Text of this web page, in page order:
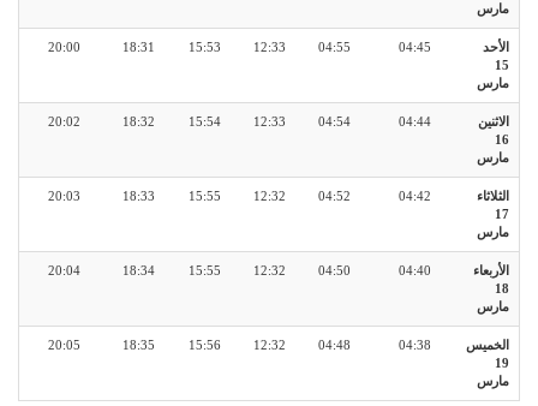
مارس
الأحد
15
مارس
04:45
04:55
12:33
15:53
18:31
20:00
الاثنين
16
مارس
04:44
04:54
12:33
15:54
18:32
20:02
الثلاثاء
17
مارس
04:42
04:52
12:32
15:55
18:33
20:03
الأربعاء
18
مارس
04:40
04:50
12:32
15:55
18:34
20:04
الخميس
19
مارس
04:38
04:48
12:32
15:56
18:35
20:05